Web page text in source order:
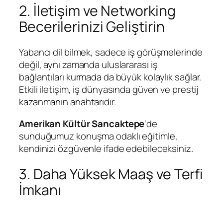
2. İletişim ve Networking
Becerilerinizi Geliştirin
Yabancı dil bilmek, sadece iş görüşmelerinde
değil, aynı zamanda uluslararası iş
bağlantıları kurmada da büyük kolaylık sağlar.
Etkili iletişim, iş dünyasında güven ve prestij
kazanmanın anahtarıdır.
Amerikan Kültür Sancaktepe‘de
sunduğumuz konuşma odaklı eğitimle,
kendinizi özgüvenle ifade edebileceksiniz.
3. Daha Yüksek Maaş ve Terfi
İmkanı